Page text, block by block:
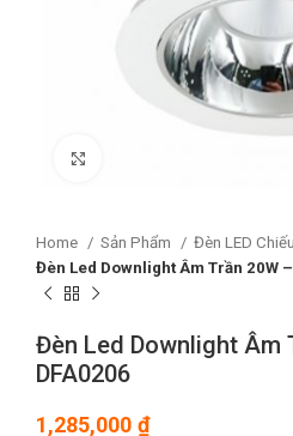
Home Sản Phẩm
Đèn LED
Đèn Led Downlight Âm Trần 20W
Đèn Led Downlight Âm
DFA0206
1,285,000 ₫